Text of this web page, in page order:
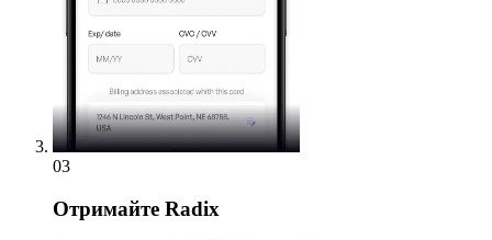
03
Отримайте Radix